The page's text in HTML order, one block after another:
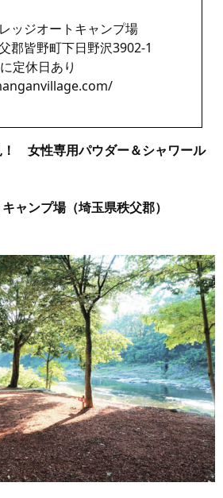
ッジオートキャンプ場
郡皆野町下日野沢3902-1
定休日あり
！ 女性専用パウダー＆シャワール
ャンプ場（埼玉県秩父郡）